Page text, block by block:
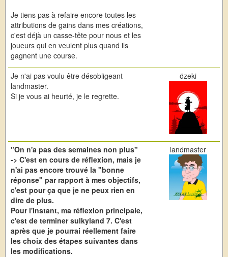
Je tiens pas à refaire encore toutes les
attributions de gains dans mes créations,
c'est déjà un casse-tête pour nous et les
joueurs qui en veulent plus quand ils
gagnent une course.
Je n'ai pas voulu être désobligeant
landmaster.
Si je vous ai heurté, je le regrette.
özeki
"On n'a pas des semaines non plus"
-> C'est en cours de réflexion, mais je
n'ai pas encore trouvé la "bonne
réponse" par rapport à mes objectifs,
c'est pour ça que je ne peux rien en
dire de plus.
Pour l'instant, ma réflexion principale,
c'est de terminer sulkyland 7. C'est
après que je pourrai réellement faire
les choix des étapes suivantes dans
les modifications.
landmaster